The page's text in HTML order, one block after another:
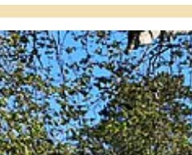
von Nebelduschen und Coolen